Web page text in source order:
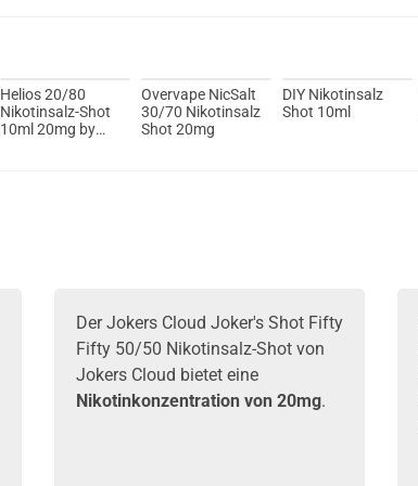
Helios 20/80
Nikotinsalz-Shot
10ml 20mg by
Overvape NicSalt
30/70 Nikotinsalz
Shot 20mg
DIY Nikotinsalz
Shot 10ml
Der Jokers Cloud Joker's Shot Fifty
Fifty 50/50 Nikotinsalz-Shot von
Jokers Cloud bietet eine
Nikotinkonzentration von 20mg.